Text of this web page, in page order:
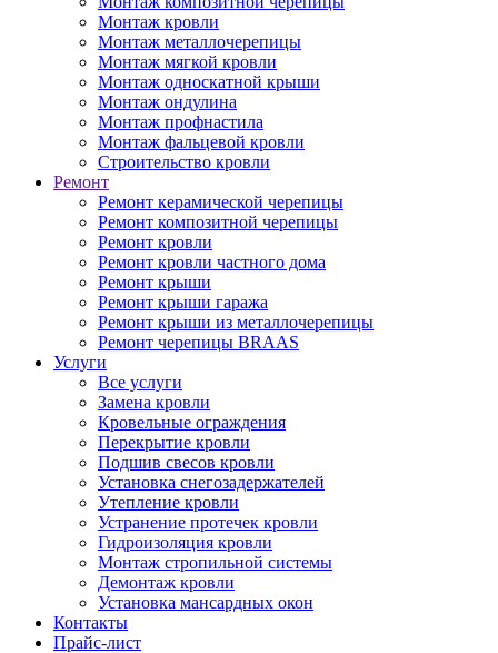
Монтаж кровли
Монтаж металлочерепицы
Монтаж мягкой кровли
Монтаж односкатной крыши
Монтаж ондулина
Монтаж профнастила
Монтаж фальцевой кровли
Строительство кровли
Ремонт
Ремонт керамической черепицы
Ремонт композитной черепицы
Ремонт кровли
Ремонт кровли частного дома
Ремонт крыши
Ремонт крыши гаража
Ремонт крыши из металлочерепицы
Ремонт черепицы BRAAS
Услуги
Все услуги
Замена кровли
Кровельные ограждения
Перекрытие кровли
Подшив свесов кровли
Установка снегозадержателей
Утепление кровли
Устранение протечек кровли
Гидроизоляция кровли
Монтаж стропильной системы
Демонтаж кровли
Установка мансардных окон
Контакты
Прайс-лист